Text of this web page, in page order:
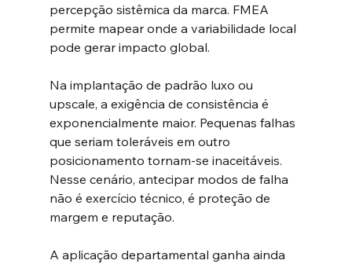
percepção sistêmica da marca. FMEA
permite mapear onde a variabilidade local
pode gerar impacto global.
Na implantação de padrão luxo ou
upscale, a exigência de consistência é
exponencialmente maior. Pequenas falhas
que seriam toleráveis em outro
posicionamento tornam-se inaceitáveis.
Nesse cenário, antecipar modos de falha
não é exercício técnico, é proteção de
margem e reputação.
A aplicação departamental ganha ainda